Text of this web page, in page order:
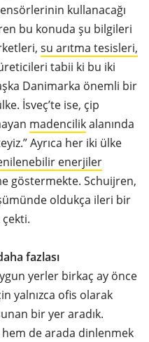
kullanacağı
bu konuda şu bilgileri
su arıtma tesisleri,
tabii ki bu iki
Danimarka önemli bir
İsveç’te ise, çip
madencilikalanında
Ayrıca her iki ülke
enerjiler
göstermekte. Schuijren,
oldukça ileri bir
fazlası
yerler birkaç ay önce
yalnızca ofis olarak
bir yer aradık.
hem de arada dinlenmek